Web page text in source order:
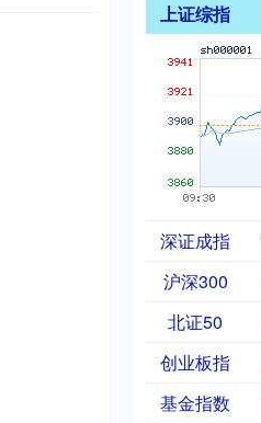
上证综指
深证成指
沪深300
北证50
创业板指
基金指数